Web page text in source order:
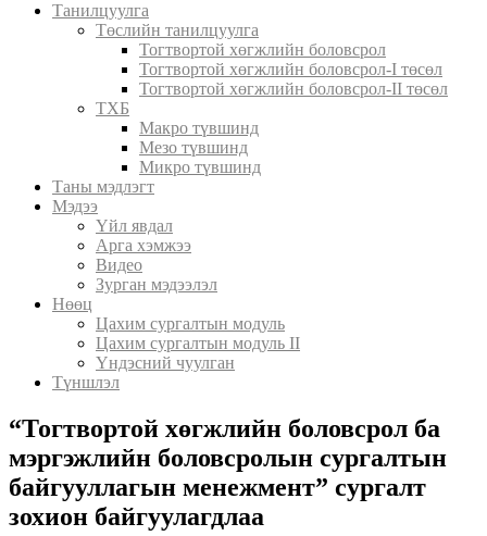
Танилцуулга
Төслийн танилцуулга
Тогтвортой хөгжлийн боловсрол
Тогтвортой хөгжлийн боловсрол-I төсөл
Тогтвортой хөгжлийн боловсрол-II төсөл
ТХБ
Макро түвшинд
Мезо түвшинд
Микро түвшинд
Таны мэдлэгт
Мэдээ
Үйл явдал
Арга хэмжээ
Видео
Зурган мэдээлэл
Нөөц
Цахим сургалтын модуль
Цахим сургалтын модуль II
Үндэсний чуулган
Түншлэл
“Тогтвортой хөгжлийн боловсрол ба
мэргэжлийн боловсролын сургалтын
байгууллагын менежмент” сургалт
зохион байгуулагдлаа